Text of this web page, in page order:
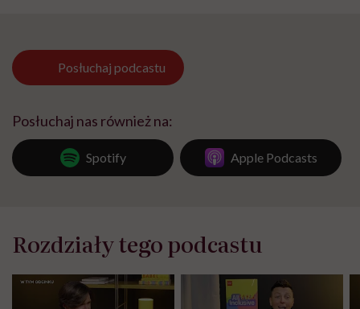
Posłuchaj podcastu
Posłuchaj nas również na:
Spotify Apple Podcasts
Rozdziały tego podcastu